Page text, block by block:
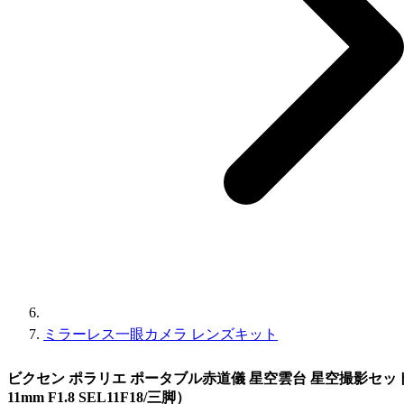
ミラーレス一眼カメラ レンズキット
ビクセン ポラリエ ポータブル赤道儀 星空雲台 星空撮影セッ
11mm F1.8 SEL11F18/三脚）